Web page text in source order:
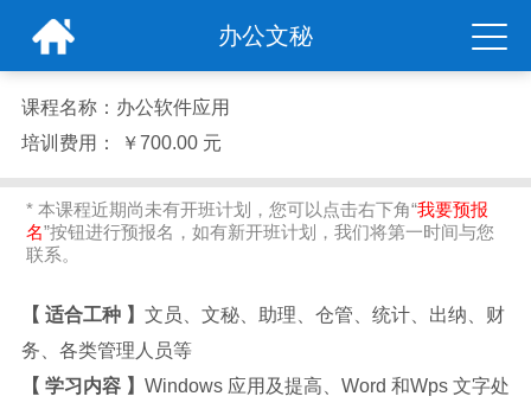
办公文秘
课程名称： 办公软件应用
培训费用：
￥700.00 元
* 本课程近期尚未有开班计划，您可以点击右下角“我要预报
名”按钮进行预报名，如有新开班计划，我们将第一时间与您
联系。
【 适合工种】 文员、文秘、助理、仓管、统计、出纳、财
务、各类管理人员等
【 学习内容】 Windows 应用及提高、Word 和Wps 文字处